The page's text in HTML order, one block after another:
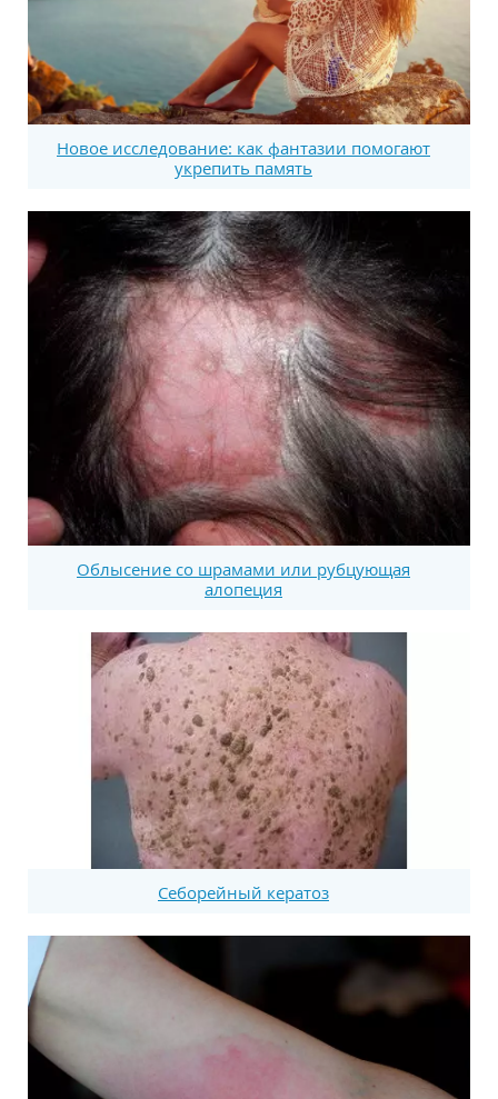
Новое исследование: как фантазии помогают
укрепить память
Облысение со шрамами или рубцующая
алопеция
Себорейный кератоз